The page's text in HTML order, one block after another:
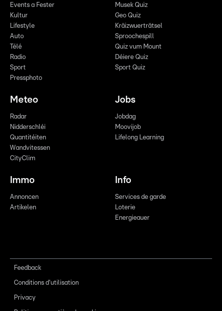
Events a Fester
Kultur
Lifestyle
Auto
Télé
Radio
Sport
Pressphoto
Musek Quiz
Geo Quiz
Kräizwuerträtsel
Sproochespill
Quiz vum Mount
Déiere Quiz
Sport Quiz
Meteo
Radar
Nidderschléi
Quantitéiten
Wandvitessen
CityClim
Jobs
Jobdag
Moovijob
Lifelong Learning
Immo
Annoncen
Artikelen
Info
Services de garde
Loterie
Energieauer
Feedback
Conditions d'utilisation
Privacy